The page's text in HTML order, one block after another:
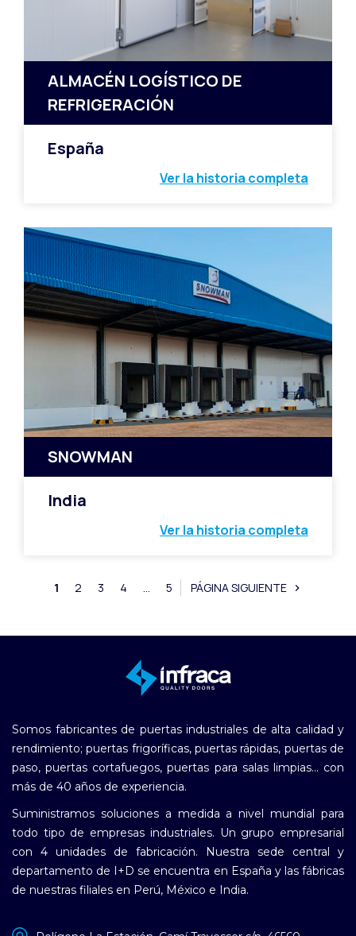
ALMACÉN LOGÍSTICO DE
REFRIGERACIÓN
España
Ver la historia completa
SNOWMAN
India
Ver la historia completa
1 2 3 4 ... 5 PÁGINA SIGUIENTE chevron_right
Somos fabricantes de puertas industriales de alta calidad y
rendimiento; puertas frigoríficas, puertas rápidas, puertas de
paso, puertas cortafuegos, puertas para salas limpias... con
más de 40 años de experiencia.
Suministramos soluciones a medida a nivel mundial para
todo tipo de empresas industriales. Un grupo empresarial
con 4 unidades de fabricación. Nuestra sede central y
departamento de I+D se encuentra en España y las fábricas
de nuestras filiales en Perú, México e India.